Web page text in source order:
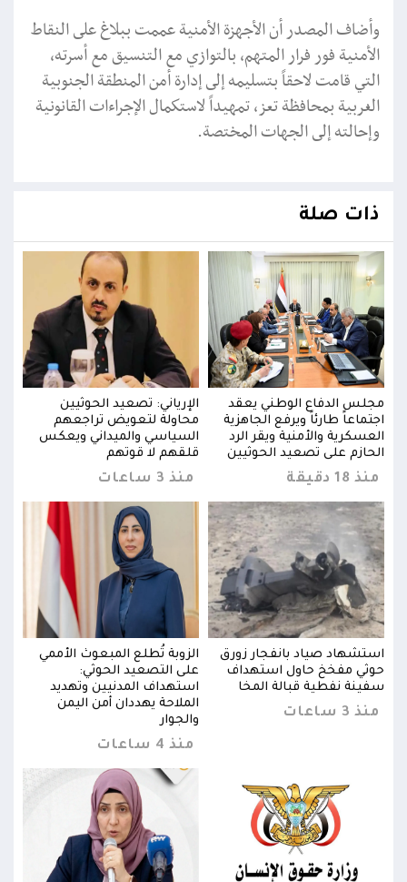
وأضاف المصدر أن الأجهزة الأمنية عممت ببلاغ على النقاط
الأمنية فور فرار المتهم، بالتوازي مع التنسيق مع أسرته،
التي قامت لاحقاً بتسليمه إلى إدارة أمن المنطقة الجنوبية
الغربية بمحافظة تعز، تمهيداً لاستكمال الإجراءات القانونية
وإحالته إلى الجهات المختصة.
ذات صلة
مجلس الدفاع الوطني يعقد
اجتماعاً طارئاً ويرفع الجاهزية
العسكرية والأمنية ويقر الرد
الحازم على تصعيد الحوثيين
منذ 18 دقيقة
الإرياني: تصعيد الحوثيين
محاولة لتعويض تراجعهم
السياسي والميداني ويعكس
قلقهم لا قوتهم
منذ 3 ساعات
استشهاد صياد بانفجار زورق
حوثي مفخخ حاول استهداف
سفينة نفطية قبالة المخا
منذ 3 ساعات
الزوبة تُطلع المبعوث الأممي
على التصعيد الحوثي:
استهداف المدنيين وتهديد
الملاحة يهددان أمن اليمن
والجوار
منذ 4 ساعات